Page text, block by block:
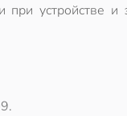
при устройстве
.